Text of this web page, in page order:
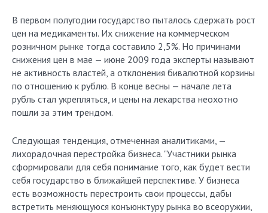
В первом полугодии государство пыталось сдержать рост
цен на медикаменты. Их снижение на коммерческом
розничном рынке тогда составило 2,5%. Но причинами
снижения цен в мае — июне 2009 года эксперты называют
не активность властей, а отклонения бивалютной корзины
по отношению к рублю. В конце весны — начале лета
рубль стал укрепляться, и цены на лекарства неохотно
пошли за этим трендом.
Следующая тенденция, отмеченная аналитиками, —
лихорадочная перестройка бизнеса. "Участники рынка
сформировали для себя понимание того, как будет вести
себя государство в ближайшей перспективе. У бизнеса
есть возможность перестроить свои процессы, дабы
встретить меняющуюся конъюнктуру рынка во всеоружии,